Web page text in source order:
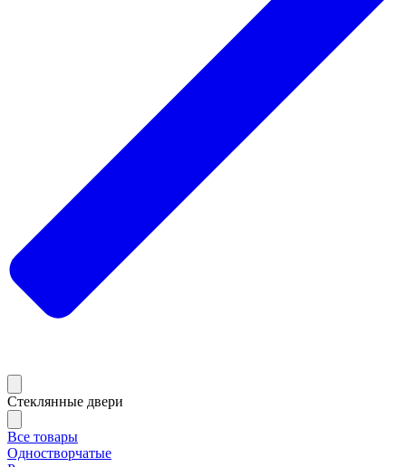
Стеклянные двери
Все товары
Одностворчатые